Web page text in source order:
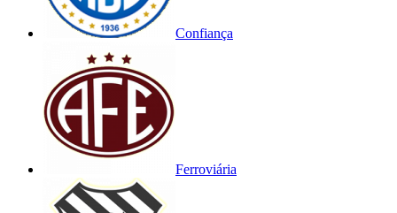
Confiança
Ferroviária